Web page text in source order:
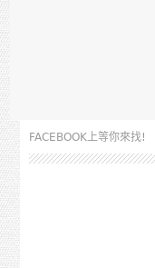
FACEBOOK上等你來找!